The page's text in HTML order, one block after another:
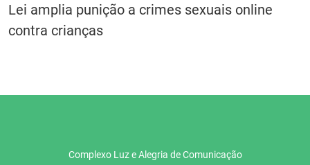
Lei amplia punição a crimes sexuais online
contra crianças
Complexo Luz e Alegria de Comunicação